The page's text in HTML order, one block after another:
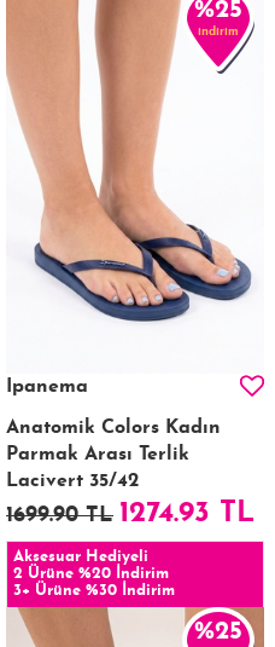
%25
indirim
Ipanema
Anatomik Colors Kadın
Parmak Arası Terlik
Lacivert 35/42
1699.90 TL 1274.93 TL
Aksesuar Hediyeli
2 Ürüne %20 İndirim
3+ Ürüne %30 İndirim
%25